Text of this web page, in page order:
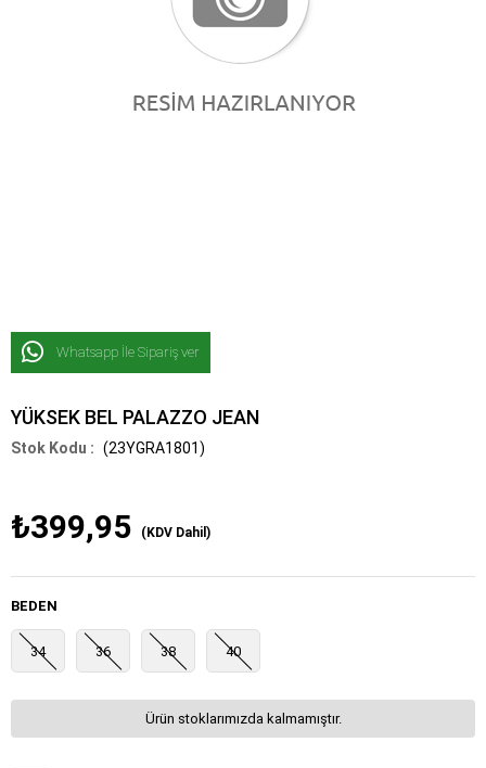
Whatsapp İle Sipariş ver
YÜKSEK BEL PALAZZO JEAN
(23YGRA1801)
₺399,95 (KDV Dahil)
BEDEN
34 36 38 40
Ürün stoklarımızda kalmamıştır.